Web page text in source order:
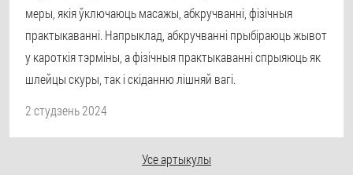
меры, якія ўключаюць масажы, абкручванні, фізічныя
практыкаванні. Напрыклад, абкручванні прыбіраюць жывот
у кароткія тэрміны, а фізічныя практыкаванні спрыяюць як
шлейцы скуры, так і скіданню лішняй вагі.
2 студзень 2024
Усе артыкулы